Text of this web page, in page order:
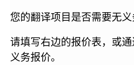
您的翻译项目是否需要无义
请填写右边的报价表，或
义务报价。